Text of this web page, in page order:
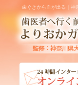
歯ぐきから血が出る｜神